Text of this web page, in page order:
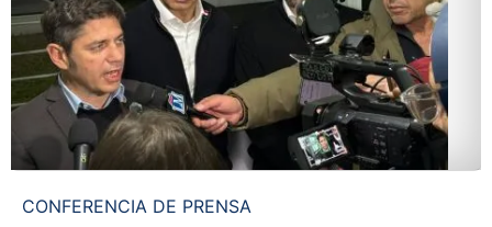
CONFERENCIA DE PRENSA